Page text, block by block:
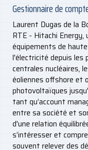
Gestionnaire de
Laurent Dugas de la
RTE - Hitachi
équipements de
l'électricité depuis les
centrales nucléaires,
éoliennes offshore et
photovoltaïques
tant qu’account
entre sa société et
d'une relation
s’intéresser et
souvent relever des